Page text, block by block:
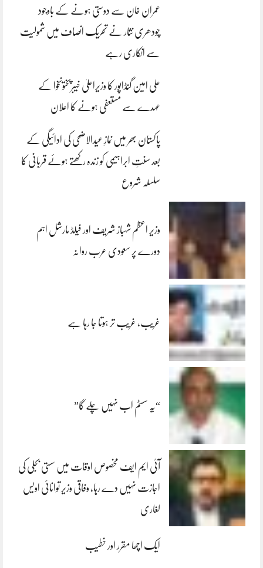
عمران خان سے دوستی ہونے کے باوجود
چودھری نثار نے تحریک انصاف میں شمولیت
سے انکاری رہے
علی امین گنڈاپور کا وزیراعلیٰ خیبرپختونخوا کے
عہدے سے مستعفی ہونے کا اعلان
پاکستان بھر میں نمازِ عیدالاضحی کی ادائیگی کے
بعد سنتِ ابراہیمی کو زندہ رکھتے ہوئے قربانی کا
سلسلہ شروع
وزیر اعظم شہباز شریف اور فیلڈ مارشل اہم
دورے پر سعودی عرب روانہ
غریب، غریب تر ہوتا جا رہا ہے
“یہ سسٹم اب نہیں چلے گا”
آئی ایم ایف مخصوص اوقات میں سستی بجلی کی
اجازت نہیں دے رہا، وفاقی وزیر توانائی اویس
لغاری
ایک اچھا مقرر اور خطیب